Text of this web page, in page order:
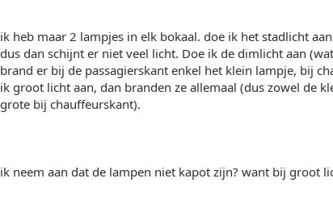
ik heb maar 2 lampjes in elk bokaal. doe ik het stadlicht
dus dan schijnt er niet veel licht. Doe ik de dimlicht aan
brand er bij de passagierskant enkel het klein lampje, bij
ik groot licht aan, dan branden ze allemaal (dus zowel de
grote bij chauffeurskant).
ik neem aan dat de lampen niet kapot zijn? want bij groot